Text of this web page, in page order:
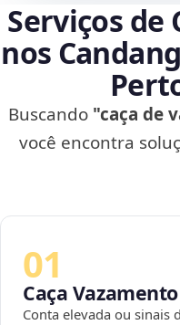
Serviços de
nos
Buscando "caça de
você encontra
01
Caça
Conta elevada ou sinais